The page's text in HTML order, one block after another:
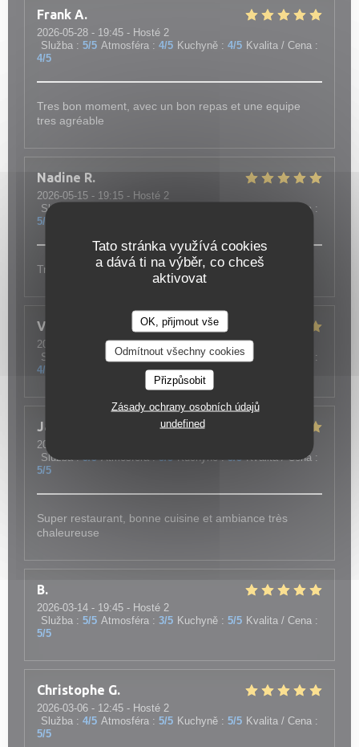
Tato stránka využívá cookies
a dává ti na výběr, co chceš
aktivovat
OK, přijmout vše
Odmítnout všechny cookies
Přizpůsobit
Zásady ochrany osobních údajů
undefined
Frank A
2026-05-28 - 19:45 - Hosté 2
Služba : 5/5 Atmosféra : 4/5 Kuchyně : 4/5 Kvalita / Cena :
4/5
Tres bon moment, avec un bon repas et une equipe
tres agréable
Nadine R
2026-05-15 - 19:15 - Hosté 2
Služba
Kvalita / Cena:
5/5
Très bon accueil, plats copieux, ambiance agréable.
Vincent
2026-04-27
- 19:30 - Hosté 2
Služba
Atmosféra: 4 /5 Kuchyně: 5/5 Kvalita / Cena
:
4/5
Jany
2026-04-21
Služba: 5/5 Atmosféra: 5/5 Kuchyně: 5/5 Kvalita / Cena :
5/5
Super restaurant, bonne cuisine et ambiance très
chaleureuse
B
2026-03-14 - 19:45 - Hosté 2
Služba : 5/5 Atmosféra : 3/5 Kuchyně : 5/5 Kvalita / Cena :
5/5
Christophe G
2026-03-06 - 12:45 - Hosté 2
Služba : 4/5 Atmosféra : 5/5 Kuchyně : 5/5 Kvalita / Cena :
5/5